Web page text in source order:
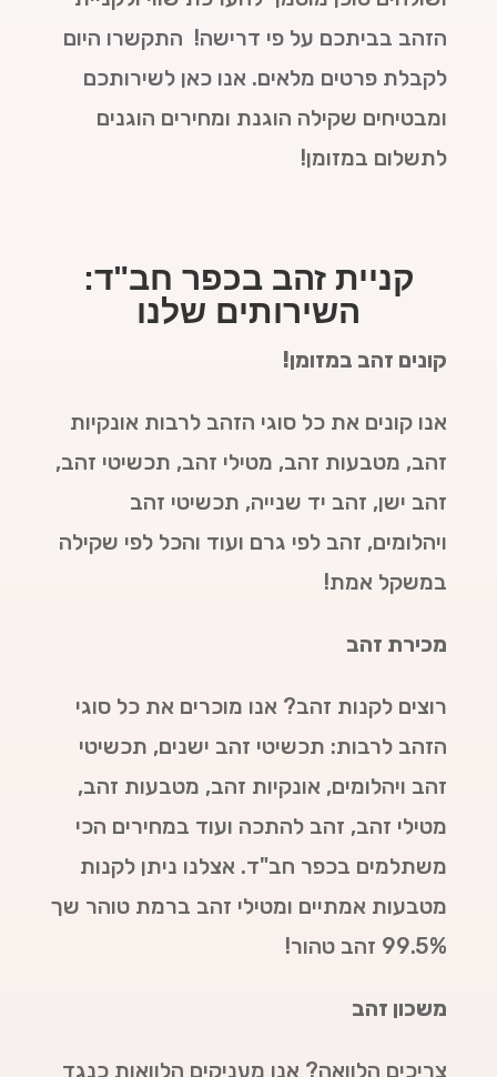
הזהב בביתכם על פי דרישה! התקשרו היום
לקבלת פרטים מלאים. אנו כאן לשירותכם
ומבטיחים שקילה הוגנת ומחירים הוגנים
לתשלום במזומן!
קניית זהב בכפר חב"ד:
השירותים שלנו
קונים זהב במזומן!
אנו קונים את כל סוגי הזהב לרבות אונקיות
זהב, מטבעות זהב, מטילי זהב, תכשיטי זהב,
זהב ישן, זהב יד שנייה, תכשיטי זהב
ויהלומים, זהב לפי גרם ועוד והכל לפי שקילה
במשקל אמת!
מכירת זהב
רוצים לקנות זהב? אנו מוכרים את כל סוגי
הזהב לרבות: תכשיטי זהב ישנים, תכשיטי
זהב ויהלומים, אונקיות זהב, מטבעות זהב,
מטילי זהב, זהב להתכה ועוד במחירים הכי
משתלמים בכפר חב"ד. אצלנו ניתן לקנות
מטבעות אמתיים ומטילי זהב ברמת טוהר שך
99.5% זהב טהור!
משכון זהב
צריכים הלוואה? אנו מעניקים הלוואות כנגד